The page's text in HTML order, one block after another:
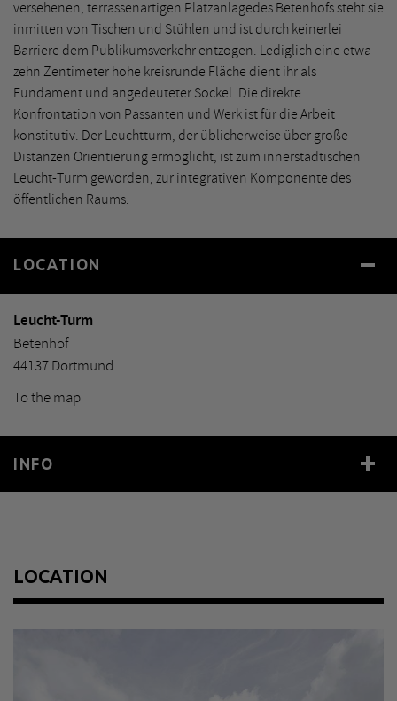
versehenen, terrassenartigen Platzanlagedes Betenhofs steht sie
inmitten von Tischen und Stühlen und ist durch keinerlei
Barriere dem Publikumsverkehr entzogen. Lediglich eine etwa
zehn Zentimeter hohe kreisrunde Fläche dient ihr als
Fundament und angedeuteter Sockel. Die direkte
Konfrontation von Passanten und Werk ist für die Arbeit
konstitutiv. Der Leuchtturm, der üblicherweise über große
Distanzen Orientierung ermöglicht, ist zum innerstädtischen
Leucht-Turm geworden, zur integrativen Komponente des
öffentlichen Raums.
LOCATION
Leucht-Turm
Betenhof
44137 Dortmund
To the map
INFO
LOCATION